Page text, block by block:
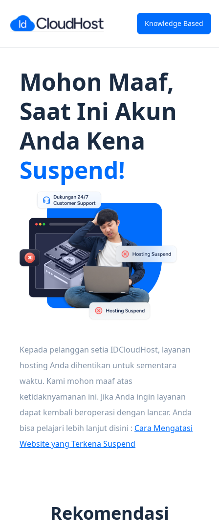
Knowledge Based
Mohon Maaf,
Saat Ini Akun
Anda Kena
Suspend!
Kepada pelanggan setia IDCloudHost, layanan
hosting Anda dihentikan untuk sementara
waktu. Kami mohon maaf atas
ketidaknyamanan ini. Jika Anda ingin layanan
dapat kembali beroperasi dengan lancar. Anda
bisa pelajari lebih lanjut disini : Cara Mengatasi
Website yang Terkena Suspend
Rekomendasi